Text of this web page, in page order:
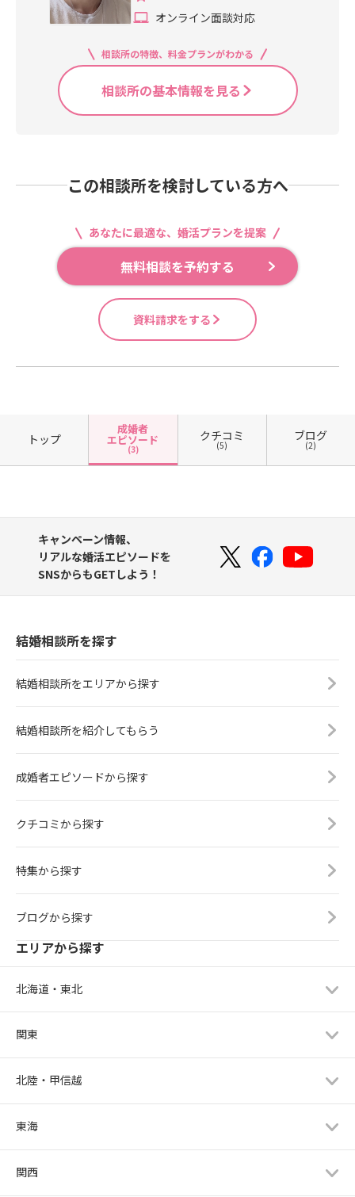
オンライン面談対応
相談所の特徴、料金プランがわかる
相談所の基本情報を見る
この相談所を検討している方へ
あなたに最適な、婚活プランを提案
無料相談を予約する
資料請求をする
トップ
成婚者
エピソード
(3)
クチコミ
(5)
ブログ
(2)
キャンペーン情報、
リアルな婚活エピソードを
SNSからもGETしよう！
結婚相談所を探す
結婚相談所をエリアから探す
結婚相談所を紹介してもらう
成婚者エピソードから探す
クチコミから探す
特集から探す
ブログから探す
エリアから探す
北海道・東北
関東
北陸・甲信越
東海
関西